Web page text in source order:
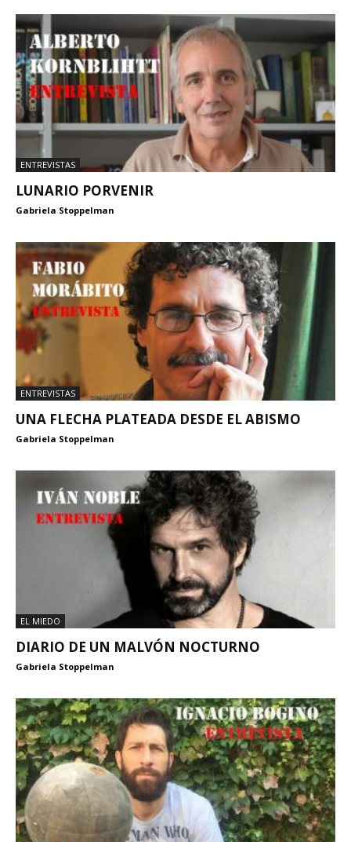
ENTREVISTAS
LUNARIO PORVENIR
Gabriela Stoppelman
ENTREVISTAS
UNA FLECHA PLATEADA DESDE EL ABISMO
Gabriela Stoppelman
EL MIEDO
DIARIO DE UN MALVÓN NOCTURNO
Gabriela Stoppelman